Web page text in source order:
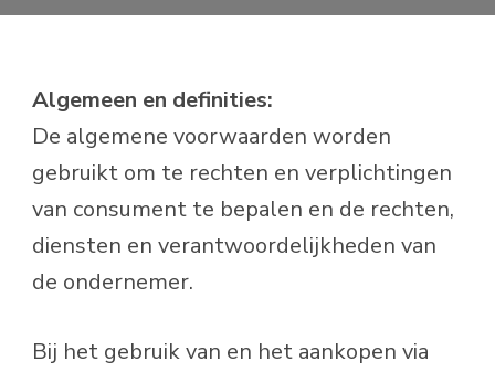
Algemeen en definities:
De algemene voorwaarden worden
gebruikt om te rechten en verplichtingen
van consument te bepalen en de rechten,
diensten en verantwoordelijkheden van
de ondernemer.
Bij het gebruik van en het aankopen via